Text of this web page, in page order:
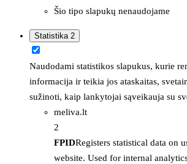
Šio tipo slapukų nenaudojame
Statistika 2
Naudodami statistikos slapukus, kurie
informacija ir teikia jos ataskaitas,
sužinoti, kaip lankytojai sąveikauja su
meliva.lt
2
FPIDRegisters statistical data on
website. Used for internal